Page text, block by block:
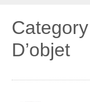
D’objet